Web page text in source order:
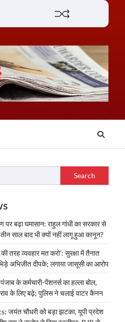
Search
पर बढ़ा घमासान: राहुल गांधी का सरकार से
साल बाद भी क्यों नहीं लागू हुआ कानून?
तरह व्यवहार मत करो’: सुरक्षा में तैनात
अभिजीत दीपके; लगाया जासूसी का आरोप
के कर्मचारी-पेंशनर्स का हल्ला बोल,
के लिए बढ़े; पुलिस ने चलाई वाटर कैनन
जयंत चौधरी को बड़ा झटका, यूपी प्रदेश